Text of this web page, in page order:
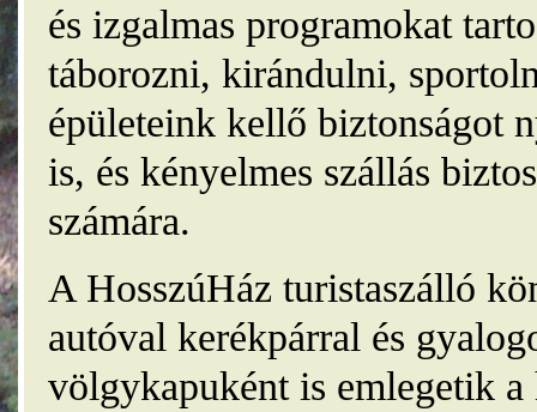
és izgalmas programokat
táborozni, kirándulni,
épületeink kellő biztonságot
is, és kényelmes szállás
számára.
A HosszúHáz turistaszálló
autóval kerékpárral és
völgykapuként is emlegetik